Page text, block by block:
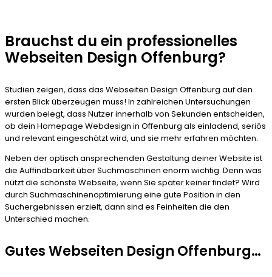
Brauchst du ein professionelles
Webseiten Design Offenburg?
Studien zeigen, dass das Webseiten Design Offenburg auf den
ersten Blick überzeugen muss! In zahlreichen Untersuchungen
wurden belegt, dass Nutzer innerhalb von Sekunden entscheiden,
ob dein Homepage Webdesign in Offenburg als einladend, seriös
und relevant eingeschätzt wird, und sie mehr erfahren möchten.
Neben der optisch ansprechenden Gestaltung deiner Website ist
die Auffindbarkeit über Suchmaschinen enorm wichtig. Denn was
nützt die schönste Webseite, wenn Sie später keiner findet? Wird
durch Suchmaschinenoptimierung eine gute Position in den
Suchergebnissen erzielt, dann sind es Feinheiten die den
Unterschied machen.
Gutes Webseiten Design Offenburg…